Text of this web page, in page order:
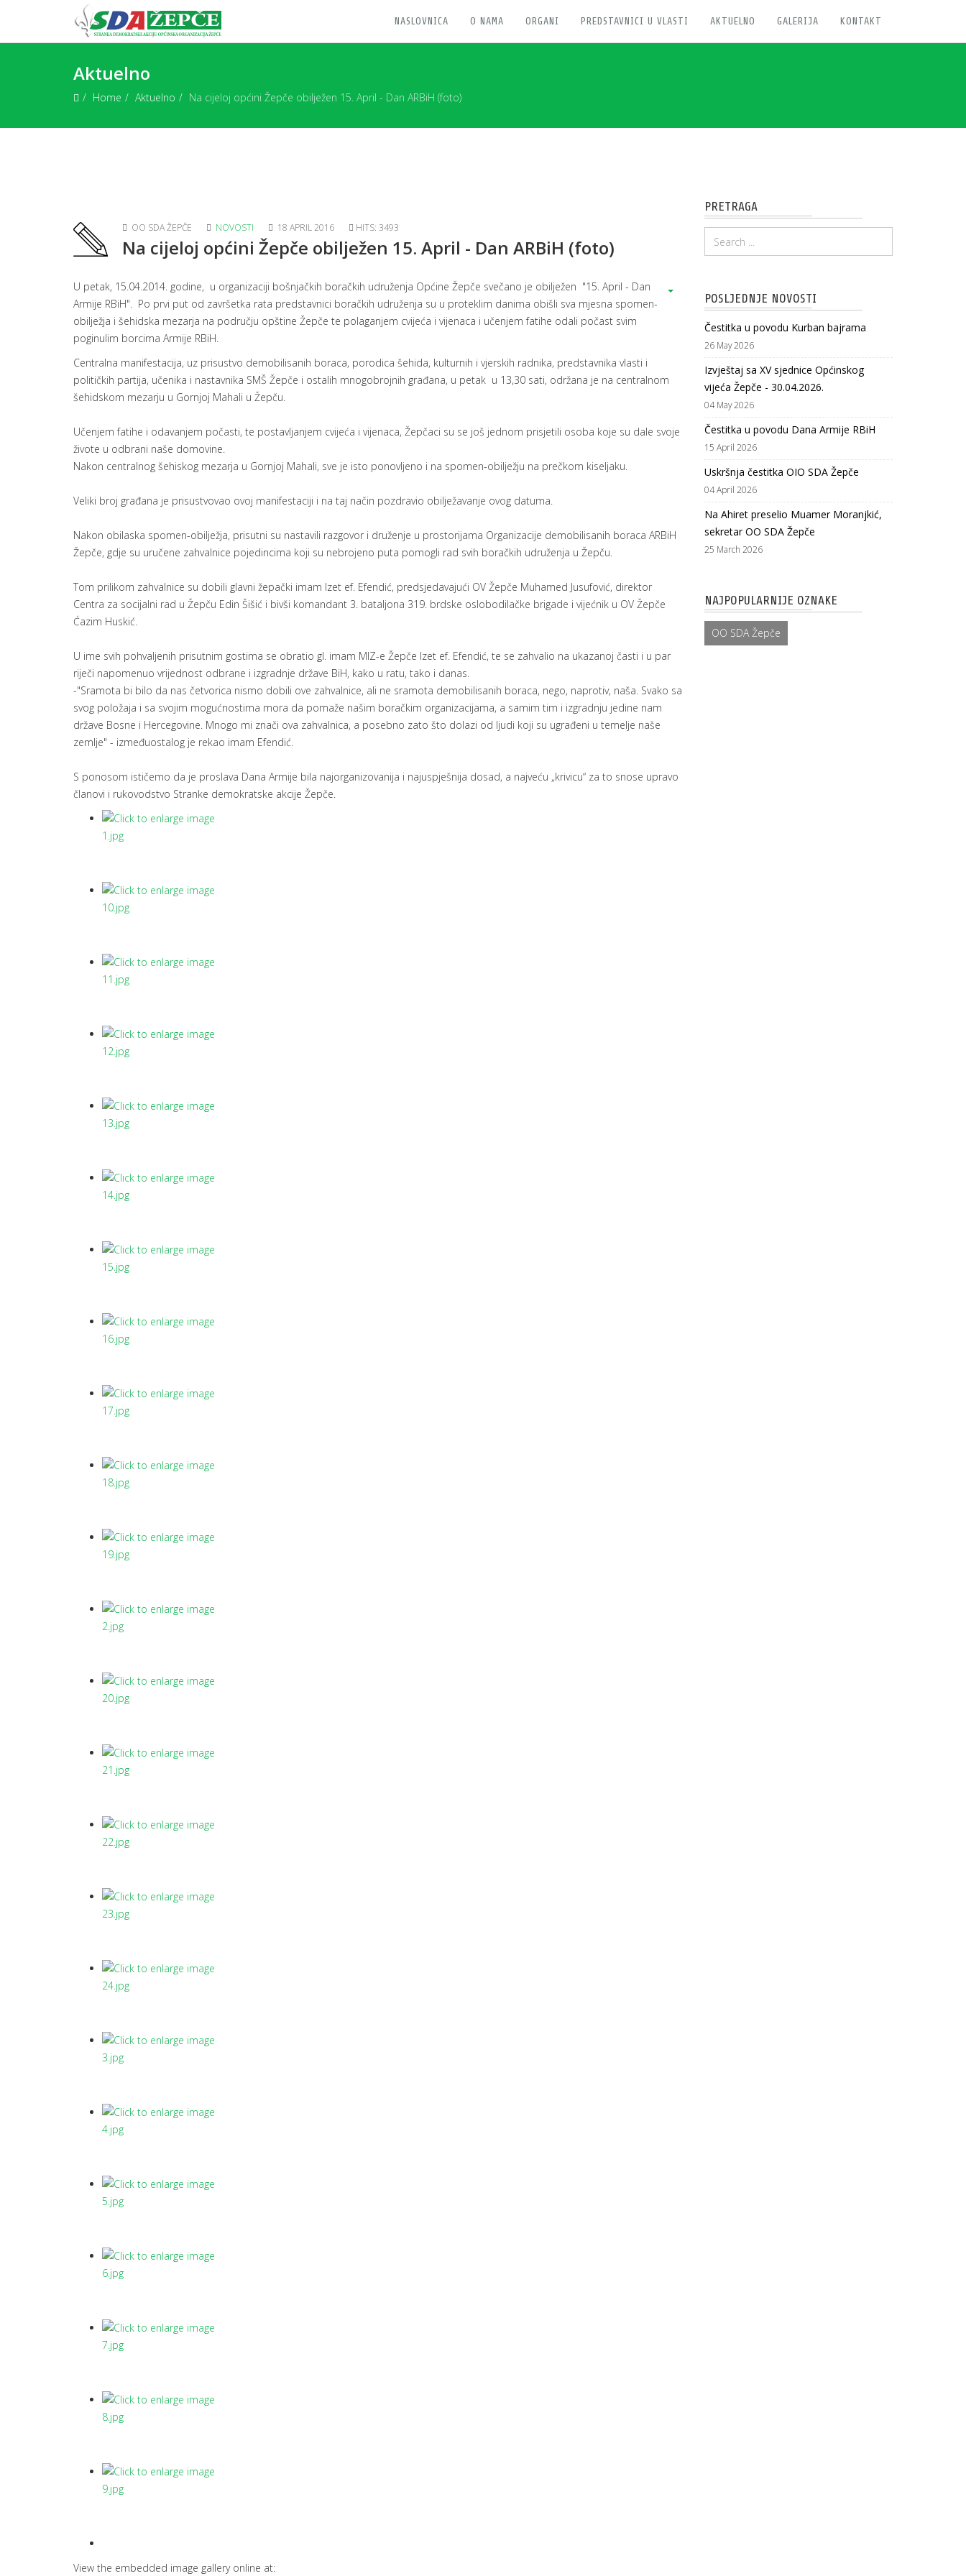
NASLOVNICA O NAMA ORGANI PREDSTAVNICI U VLASTI AKTUELNO GALERIJA KONTAKT
Aktuelno
Home Aktuelno Na cijeloj općini Žepče obilježen 15. April - Dan ARBiH (foto)
OO SDA ŽEPČE NOVOSTI 18 APRIL 2016 HITS: 3493
Na cijeloj općini Žepče obilježen 15. April - Dan ARBiH (foto)
U petak, 15.04.2014. godine, u organizaciji bošnjačkih boračkih udruženja Općine Žepče svečano je obilježen "15. April - Dan
Armije RBiH". Po prvi put od završetka rata predstavnici boračkih udruženja su u proteklim danima obišli sva mjesna spomen-
obilježja i šehidska mezarja na području opštine Žepče te polaganjem cvijeća i vijenaca i učenjem fatihe odali počast svim
poginulim borcima Armije RBiH.
Centralna manifestacija, uz prisustvo demobilisanih boraca, porodica šehida, kulturnih i vjerskih radnika, predstavnika vlasti i
političkih partija, učenika i nastavnika SMŠ Žepče i ostalih mnogobrojnih građana, u petak u 13,30 sati, održana je na centralnom
šehidskom mezarju u Gornjoj Mahali u Žepču.
Učenjem fatihe i odavanjem počasti, te postavljanjem cvijeća i vijenaca, Žepčaci su se još jednom prisjetili osoba koje su dale svoje
živote u odbrani naše domovine.
Nakon centralnog šehiskog mezarja u Gornjoj Mahali, sve je isto ponovljeno i na spomen-obilježju na prečkom kiseljaku.
Veliki broj građana je prisustvovao ovoj manifestaciji i na taj način pozdravio obilježavanje ovog datuma.
Nakon obilaska spomen-obilježja, prisutni su nastavili razgovor i druženje u prostorijama Organizacije demobilisanih boraca ARBiH
Žepče, gdje su uručene zahvalnice pojedincima koji su nebrojeno puta pomogli rad svih boračkih udruženja u Žepču.
Tom prilikom zahvalnice su dobili glavni žepački imam Izet ef. Efendić, predsjedavajući OV Žepče Muhamed Jusufović, direktor
Centra za socijalni rad u Žepču Edin Šišić i bivši komandant 3. bataljona 319. brdske oslobodilačke brigade i vijećnik u OV Žepče
Ćazim Huskić.
U ime svih pohvaljenih prisutnim gostima se obratio gl. imam MIZ-e Žepče Izet ef. Efendić, te se zahvalio na ukazanoj časti i u par
riječi napomenuo vrijednost odbrane i izgradnje države BiH, kako u ratu, tako i danas.
-"Sramota bi bilo da nas četvorica nismo dobili ove zahvalnice, ali ne sramota demobilisanih boraca, nego, naprotiv, naša. Svako sa
svog položaja i sa svojim mogućnostima mora da pomaže našim boračkim organizacijama, a samim tim i izgradnju jedine nam
države Bosne i Hercegovine. Mnogo mi znači ova zahvalnica, a posebno zato što dolazi od ljudi koji su ugrađeni u temelje naše
zemlje" - izmeđuostalog je rekao imam Efendić.
S ponosom ističemo da je proslava Dana Armije bila najorganizovanija i najuspješnija dosad, a najveću „krivicu“ za to snose upravo
članovi i rukovodstvo Stranke demokratske akcije Žepče.
View the embedded image gallery online at:
PRETRAGA
POSLJEDNJE NOVOSTI
Čestitka u povodu Kurban bajrama
26 May 2026
Izvještaj sa XV sjednice Općinskog
vijeća Žepče - 30.04.2026.
04 May 2026
Čestitka u povodu Dana Armije RBiH
15 April 2026
Uskršnja čestitka OIO SDA Žepče
04 April 2026
Na Ahiret preselio Muamer Moranjkić,
sekretar OO SDA Žepče
25 March 2026
NAJPOPULARNIJE OZNAKE
OO SDA Žepče